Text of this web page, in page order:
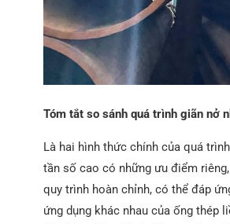
Tóm tắt so sánh quá trình giãn nở
Là hai hình thức chính của quá
tần số cao có những ưu điểm
quy trình hoàn chỉnh, có thể đáp
ứng dụng khác nhau của ống thép